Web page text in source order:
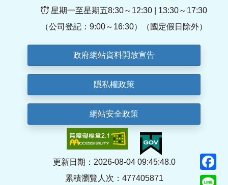
星期一至星期五8:30～12:30 | 13:30～17:30
（公司登記：9:00～16:30）（國定假日除外）
政府網站資料開放宣告
隱私權政策
網站安全政策
更新日期：2026-08-04 09:45:48.0
累積瀏覽人次：477405871